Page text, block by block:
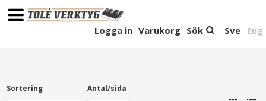
Sve Eng
Sök
Varukorg
Logga in
Sortering Antal/sida